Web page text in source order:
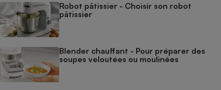
Robot pâtissier - Choisir son robot
pâtissier
Blender chauffant - Pour préparer des
soupes veloutées ou moulinées